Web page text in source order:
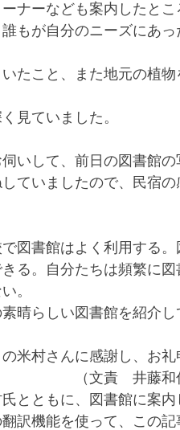
ナーなども案内したとこ
もが自分のニーズにあっ
たこと、また地元の植物
見ていました。
いして、前日の図書館の
ていましたので、民宿
図書館はよく利用する。
る。自分たちは頻繁に図
。
晴らしい図書館を紹介し
米村さんに感謝し、お礼
　　　　（文責　井藤和
とともに、図書館に案内
訳機能を使って、この記